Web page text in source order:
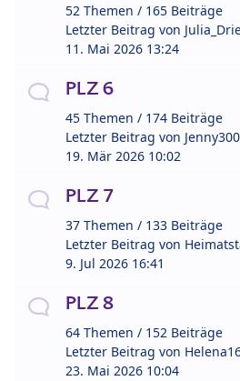
52 Themen / 165 Beiträge
Letzter Beitrag von
11. Mai 2026 13:24
PLZ 6
45 Themen / 174 Beiträge
Letzter Beitrag von
19. Mär 2026 10:02
PLZ 7
37 Themen / 133 Beiträge
Letzter Beitrag von
9. Jul 2026 16:41
PLZ 8
64 Themen / 152 Beiträge
Letzter Beitrag von
23. Mai 2026 10:04